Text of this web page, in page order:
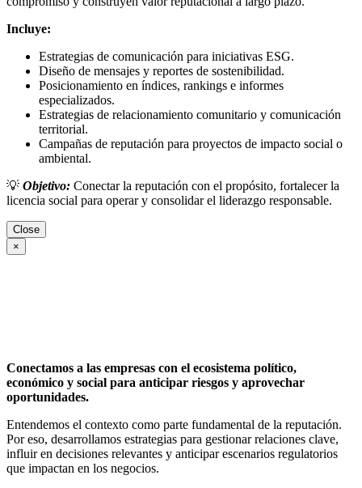
Incluye:
Estrategias de comunicación para iniciativas ESG.
Diseño de mensajes y reportes de sostenibilidad.
Posicionamiento en índices, rankings e informes
especializados.
Estrategias de relacionamiento comunitario y comunicación
territorial.
Campañas de reputación para proyectos de impacto social o
ambiental.
💡 Objetivo: Conectar la reputación con el propósito, fortalecer la
licencia social para operar y consolidar el liderazgo responsable.
Close
×
Conectamos a las empresas con el ecosistema político,
económico y social para anticipar riesgos y aprovechar
oportunidades.
Entendemos el contexto como parte fundamental de la reputación.
Por eso, desarrollamos estrategias para gestionar relaciones clave,
influir en decisiones relevantes y anticipar escenarios regulatorios
que impactan en los negocios.